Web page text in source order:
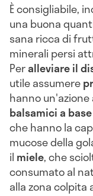
È consigliabile,
una buona
sana ricca di
minerali persi
Peralleviare il
utile assumere
hanno
balsamici a
che hanno la
mucose della
il miele, che
consumato al
alla zona colpita